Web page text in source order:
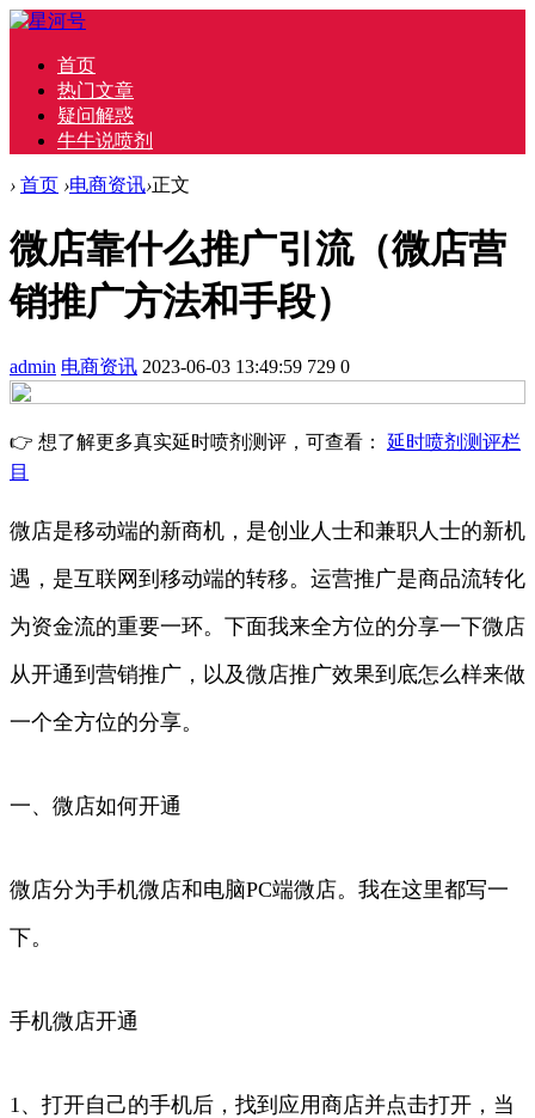
首页
热门文章
疑问解惑
牛牛说喷剂
› 首页 ›电商资讯›正文
微店靠什么推广引流（微店营
销推广方法和手段）
admin 电商资讯 2023-06-03 13:49:59 729 0
👉 想了解更多真实延时喷剂测评，可查看： 延时喷剂测评栏
目
微店是移动端的新商机，是创业人士和兼职人士的新机
遇，是互联网到移动端的转移。运营推广是商品流转化
为资金流的重要一环。下面我来全方位的分享一下微店
从开通到营销推广，以及微店推广效果到底怎么样来做
一个全方位的分享。
一、微店如何开通
微店分为手机微店和电脑PC端微店。我在这里都写一
下。
手机微店开通
1、打开自己的手机后，找到应用商店并点击打开，当